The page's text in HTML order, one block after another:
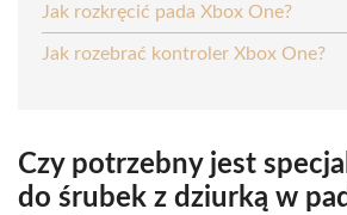
Jak rozkręcić pada Xbox One?
Jak rozebrać kontroler Xbox One?
Czy potrzebny jest
do śrubek z dziurką w